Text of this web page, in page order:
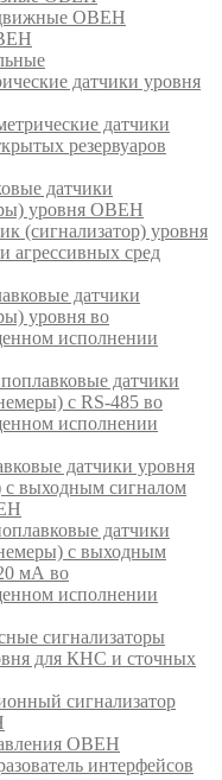
ОВЕН
датчики уровня
датчики
резервуаров
датчики
уровня ОВЕН
(сигнализатор) уровня
агрессивных сред
датчики
уровня во
исполнении
датчики
с RS-485 во
исполнении
датчики уровня
с выходным сигналом
датчики
с выходным
мА во
исполнении
сигнализаторы
для КНС и сточных
сигнализатор
ОВЕН
интерфейсов